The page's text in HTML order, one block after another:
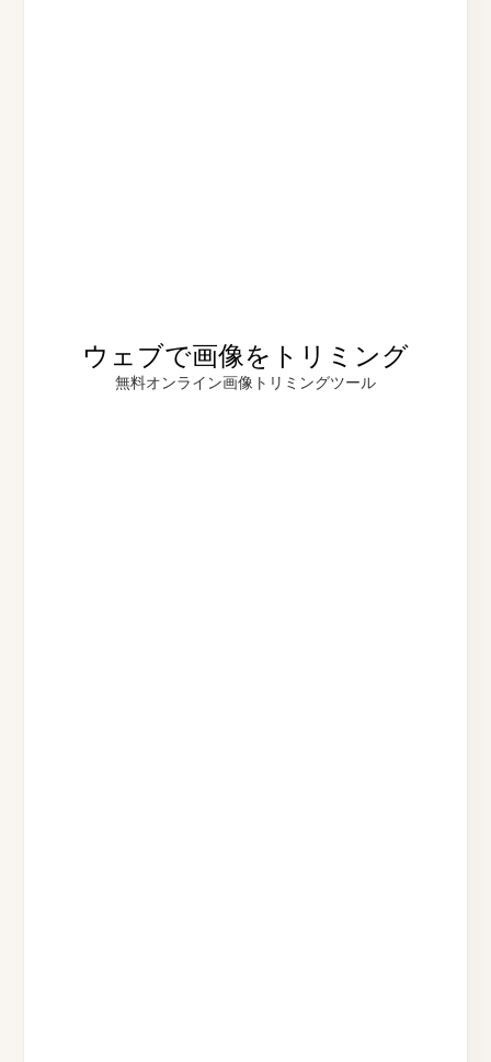
ウェブで画像をトリミング
無料オンライン画像トリミングツール